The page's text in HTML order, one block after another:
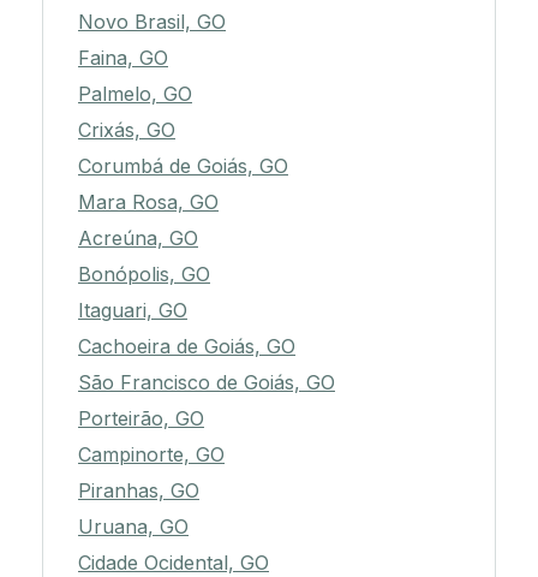
Novo Brasil, GO
Faina, GO
Palmelo, GO
Crixás, GO
Corumbá de Goiás, GO
Mara Rosa, GO
Acreúna, GO
Bonópolis, GO
Itaguari, GO
Cachoeira de Goiás, GO
São Francisco de Goiás, GO
Porteirão, GO
Campinorte, GO
Piranhas, GO
Uruana, GO
Cidade Ocidental, GO